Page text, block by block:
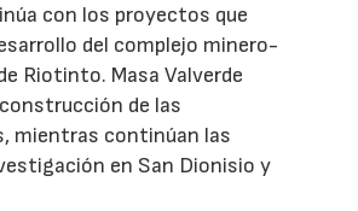
con los proyectos que
del complejo minero-
Riotinto. Masa Valverde
de las
mientras continúan las
en San Dionisio y